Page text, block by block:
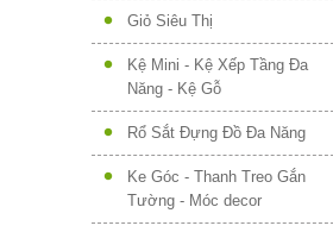
Giỏ Siêu Thị
Kệ Mini - Kệ Xếp Tầng Đa
Năng - Kệ Gỗ
Rổ Sắt Đựng Đồ Đa Năng
Ke Góc - Thanh Treo Gắn
Tường - Móc decor